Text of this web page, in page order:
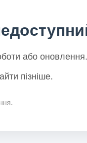
або оновлення.
пізніше.